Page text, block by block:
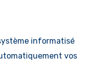
informatisé
vos